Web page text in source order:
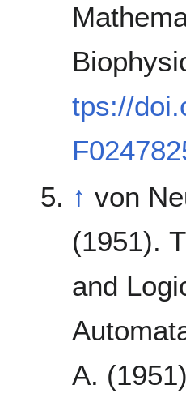
tps://
↑ von
(1951).
and
A.